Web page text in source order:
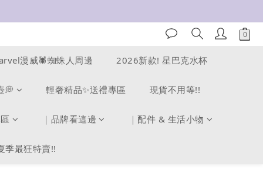
漫威🕷️蜘蛛人周邊 2026新款! 星巴克水杯
💭 輕奢精品✨送禮專區 現貨不用等!!
｜品牌看這邊 ｜配件 & 生活小物
季最狂特賣!!